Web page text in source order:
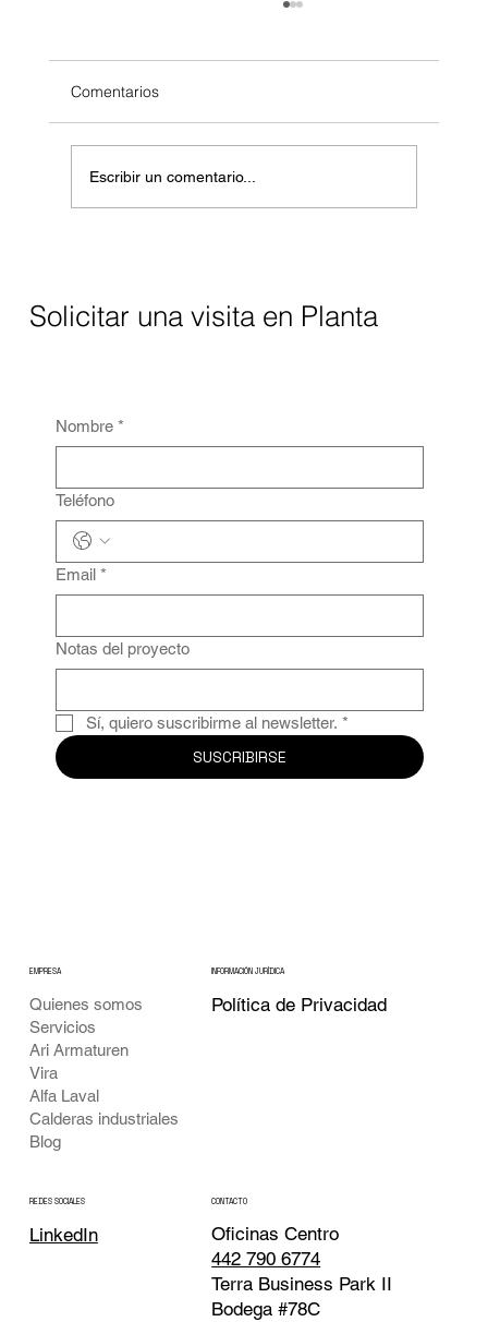
eficiencia para la industria en México
Comentarios
Escribir un comentario...
Solicitar una visita en Planta
Nombre *
Teléfono
Email *
Notas del proyecto
Sí, quiero suscribirme al newsletter. *
SUSCRIBIRSE
Quienes somos
Servicios
Ari Armaturen
Vira
Alfa Laval
Calderas industriales
Blog
EMPRESA INFORMACIÓN JURÍDICA
Política de Privacidad
REDES SOCIALES
LinkedIn
CONTACTO
Oficinas Centro
442 790 6774
Terra Business Park II
Bodega #78C